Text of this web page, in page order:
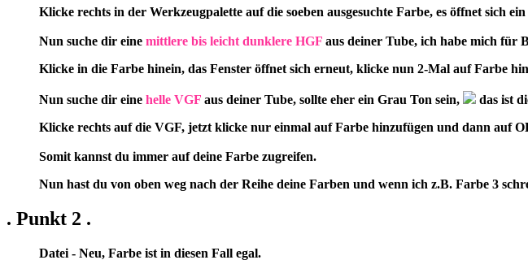
Klicke rechts in der Werkzeugpalette auf die soeben ausgesuchte Farbe, es öffnet sich
Nun suche dir eine mittlere bis leicht dunklere HGF aus deiner Tube, ich habe mich für
Klicke in die Farbe hinein, das Fenster öffnet sich erneut, klicke nun 2-Mal auf Farbe
Nun suche dir eine helle VGF aus deiner Tube, sollte eher ein Grau Ton sein, das ist
Klicke rechts auf die VGF, jetzt klicke nur einmal auf Farbe hinzufügen und dann auf
Somit kannst du immer auf deine Farbe zugreifen.
Nun hast du von oben weg nach der Reihe deine Farben und wenn ich z.B. Farbe 3
. Punkt 2 .
Datei - Neu, Farbe ist in diesen Fall egal.